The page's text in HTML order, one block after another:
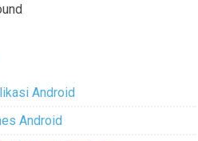
Android
Android